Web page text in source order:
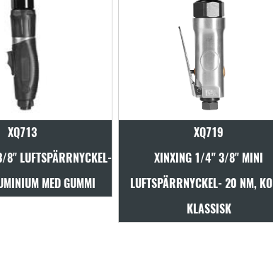
XQ719
1/4" 3/8" MINI
20 NM, KORT,
XQ729
XINXING 1/4" 3/8" MINI
LUFTSPÄRRNYCKEL- 21,7NM,
KOMPOSIT